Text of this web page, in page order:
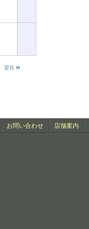
翌月
お問い合わせ 店舗案内